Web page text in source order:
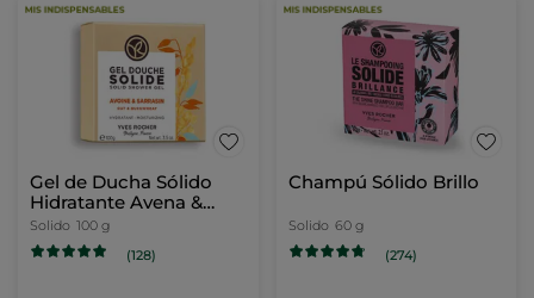
Gel de Ducha Sólido
Hidratante Avena &
Trigo Sarraceno
Solido 100 g
(128)
Champú Sólido Brillo
Solido 60 g
(274)